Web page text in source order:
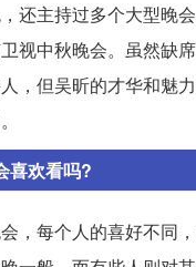
还主持过多个大型晚
视中秋晚会。虽然缺席
，但吴昕的才华和魅
喜欢看吗?
，每个人的喜好不同